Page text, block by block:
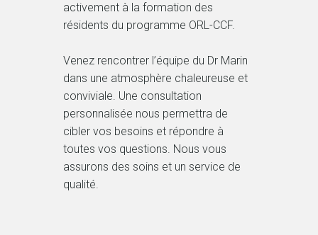
activement à la formation des
résidents du programme ORL-CCF.
Venez rencontrer l’équipe du Dr Marin
dans une atmosphère chaleureuse et
conviviale. Une consultation
personnalisée nous permettra de
cibler vos besoins et répondre à
toutes vos questions. Nous vous
assurons des soins et un service de
qualité.